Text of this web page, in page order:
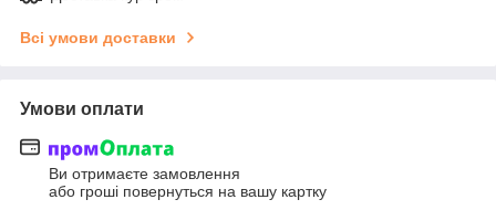
Всі умови доставки
Умови оплати
Ви отримаєте замовлення
або гроші повернуться на вашу картку